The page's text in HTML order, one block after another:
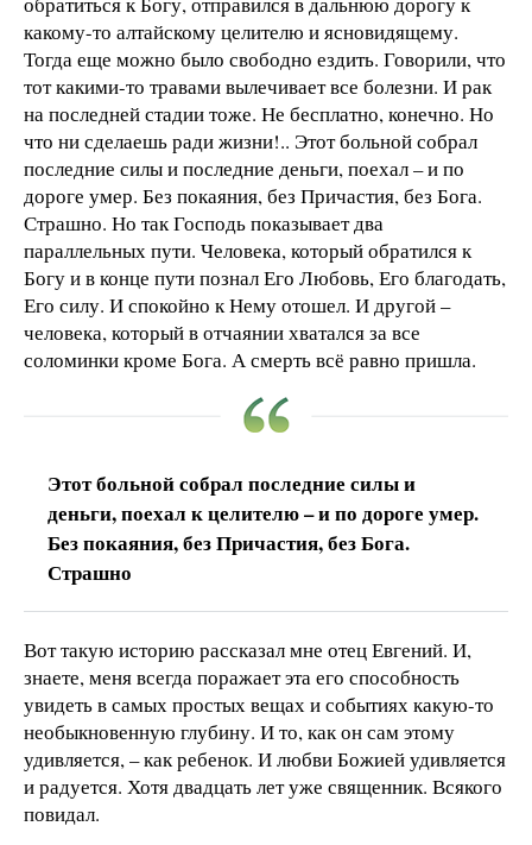
какому-то алтайскому целителю и ясновидящему.
Тогда еще можно было свободно ездить. Говорили, что
тот какими-то травами вылечивает все болезни. И рак
на последней стадии тоже. Не бесплатно, конечно. Но
что ни сделаешь ради жизни!.. Этот больной собрал
последние силы и последние деньги, поехал – и по
дороге умер. Без покаяния, без Причастия, без Бога.
Страшно. Но так Господь показывает два
параллельных пути. Человека, который обратился к
Богу и в конце пути познал Его Любовь, Его благодать,
Его силу. И спокойно к Нему отошел. И другой –
человека, который в отчаянии хватался за все
соломинки кроме Бога. А смерть всё равно пришла.
Этот больной собрал последние силы и
деньги, поехал к целителю – и по дороге умер.
Без покаяния, без Причастия, без Бога.
Страшно
Вот такую историю рассказал мне отец Евгений. И,
знаете, меня всегда поражает эта его способность
увидеть в самых простых вещах и событиях какую-то
необыкновенную глубину. И то, как он сам этому
удивляется, – как ребенок. И любви Божией удивляется
и радуется. Хотя двадцать лет уже священник. Всякого
повидал.